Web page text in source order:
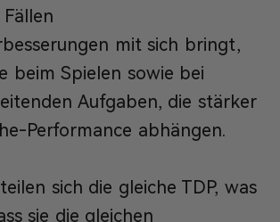
mit sich bringt,
beim Spielen sowie bei
Aufgaben, die stärker
Performance abhängen.
sich die gleiche TDP, was
sie die gleichen